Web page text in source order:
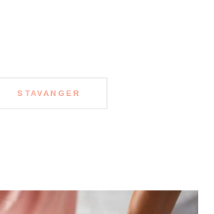
STAVANGER